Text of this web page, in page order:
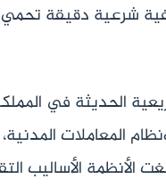
شرعية دقيقة تحمي
الحديثة في
المعاملات
الأنظمة الأساليب